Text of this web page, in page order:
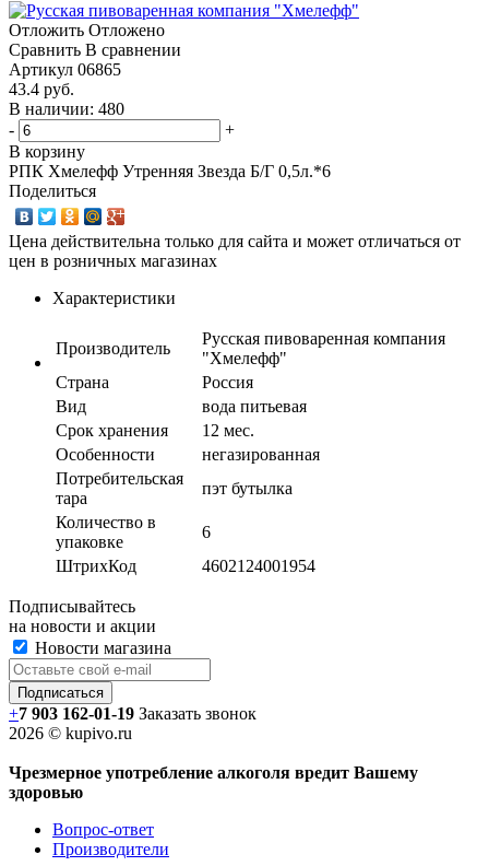
Отложить Отложено
Сравнить В сравнении
Артикул 06865
43.4 руб.
В наличии: 480
-
+
В корзину
РПК Хмелефф Утренняя Звезда Б/Г 0,5л.*6
Поделиться
Цена действительна только для сайта и может отличаться от
цен в розничных магазинах
Характеристики
Производитель
Русская пивоваренная компания
"Хмелефф"
Страна
Россия
Вид
вода питьевая
Срок хранения
12 мес.
Особенности
негазированная
Потребительская
тара
пэт бутылка
Количество в
упаковке
6
ШтрихКод
4602124001954
Подписывайтесь
на новости и акции
Новости магазина
+7 903 162-01-19 Заказать звонок
2026 © kupivo.ru
Чрезмерное употребление алкоголя вредит Вашему
здоровью
Вопрос-ответ
Производители